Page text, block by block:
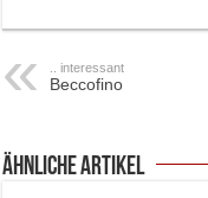
.. interessant
Beccofino
ähnliche Artikel